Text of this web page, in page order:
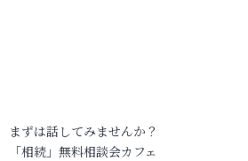
まずは話してみませんか？
「相続」無料相談会カフェ